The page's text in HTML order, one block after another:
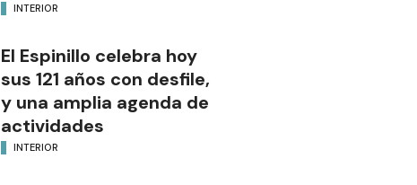
INTERIOR
El Espinillo celebra hoy
sus 121 años con desfile,
y una amplia agenda de
actividades
INTERIOR